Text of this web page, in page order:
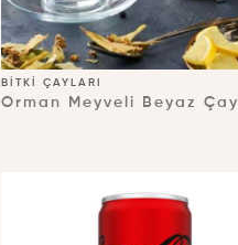
BITKI ÇAYLARI
Orman Meyveli Beyaz Çay